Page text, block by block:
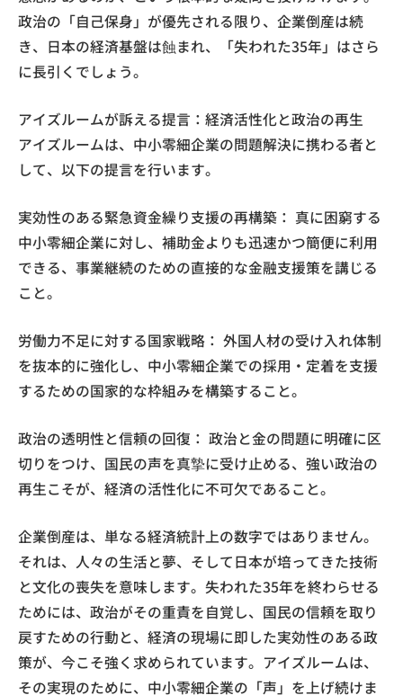
政治の「自己保身」が優先される限り、企業倒産は続
き、日本の経済基盤は蝕まれ、「失われた35年」はさら
に長引くでしょう。
アイズルームが訴える提言：経済活性化と政治の再生
アイズルームは、中小零細企業の問題解決に携わる者と
して、以下の提言を行います。
実効性のある緊急資金繰り支援の再構築： 真に困窮する
中小零細企業に対し、補助金よりも迅速かつ簡便に利用
できる、事業継続のための直接的な金融支援策を講じる
こと。
労働力不足に対する国家戦略： 外国人材の受け入れ体制
を抜本的に強化し、中小零細企業での採用・定着を支援
するための国家的な枠組みを構築すること。
政治の透明性と信頼の回復： 政治と金の問題に明確に区
切りをつけ、国民の声を真摯に受け止める、強い政治の
再生こそが、経済の活性化に不可欠であること。
企業倒産は、単なる経済統計上の数字ではありません。
それは、人々の生活と夢、そして日本が培ってきた技術
と文化の喪失を意味します。失われた35年を終わらせる
ためには、政治がその重責を自覚し、国民の信頼を取り
戻すための行動と、経済の現場に即した実効性のある政
策が、今こそ強く求められています。アイズルームは、
その実現のために、中小零細企業の「声」を上げ続けま